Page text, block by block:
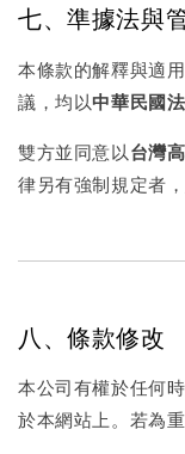
七、準據法與
本條款的解釋與適
議，均以中華民國
雙方並同意以 台灣
律另有強制規定者
八、條款修改
本公司有權於任何
於本網站上。若為